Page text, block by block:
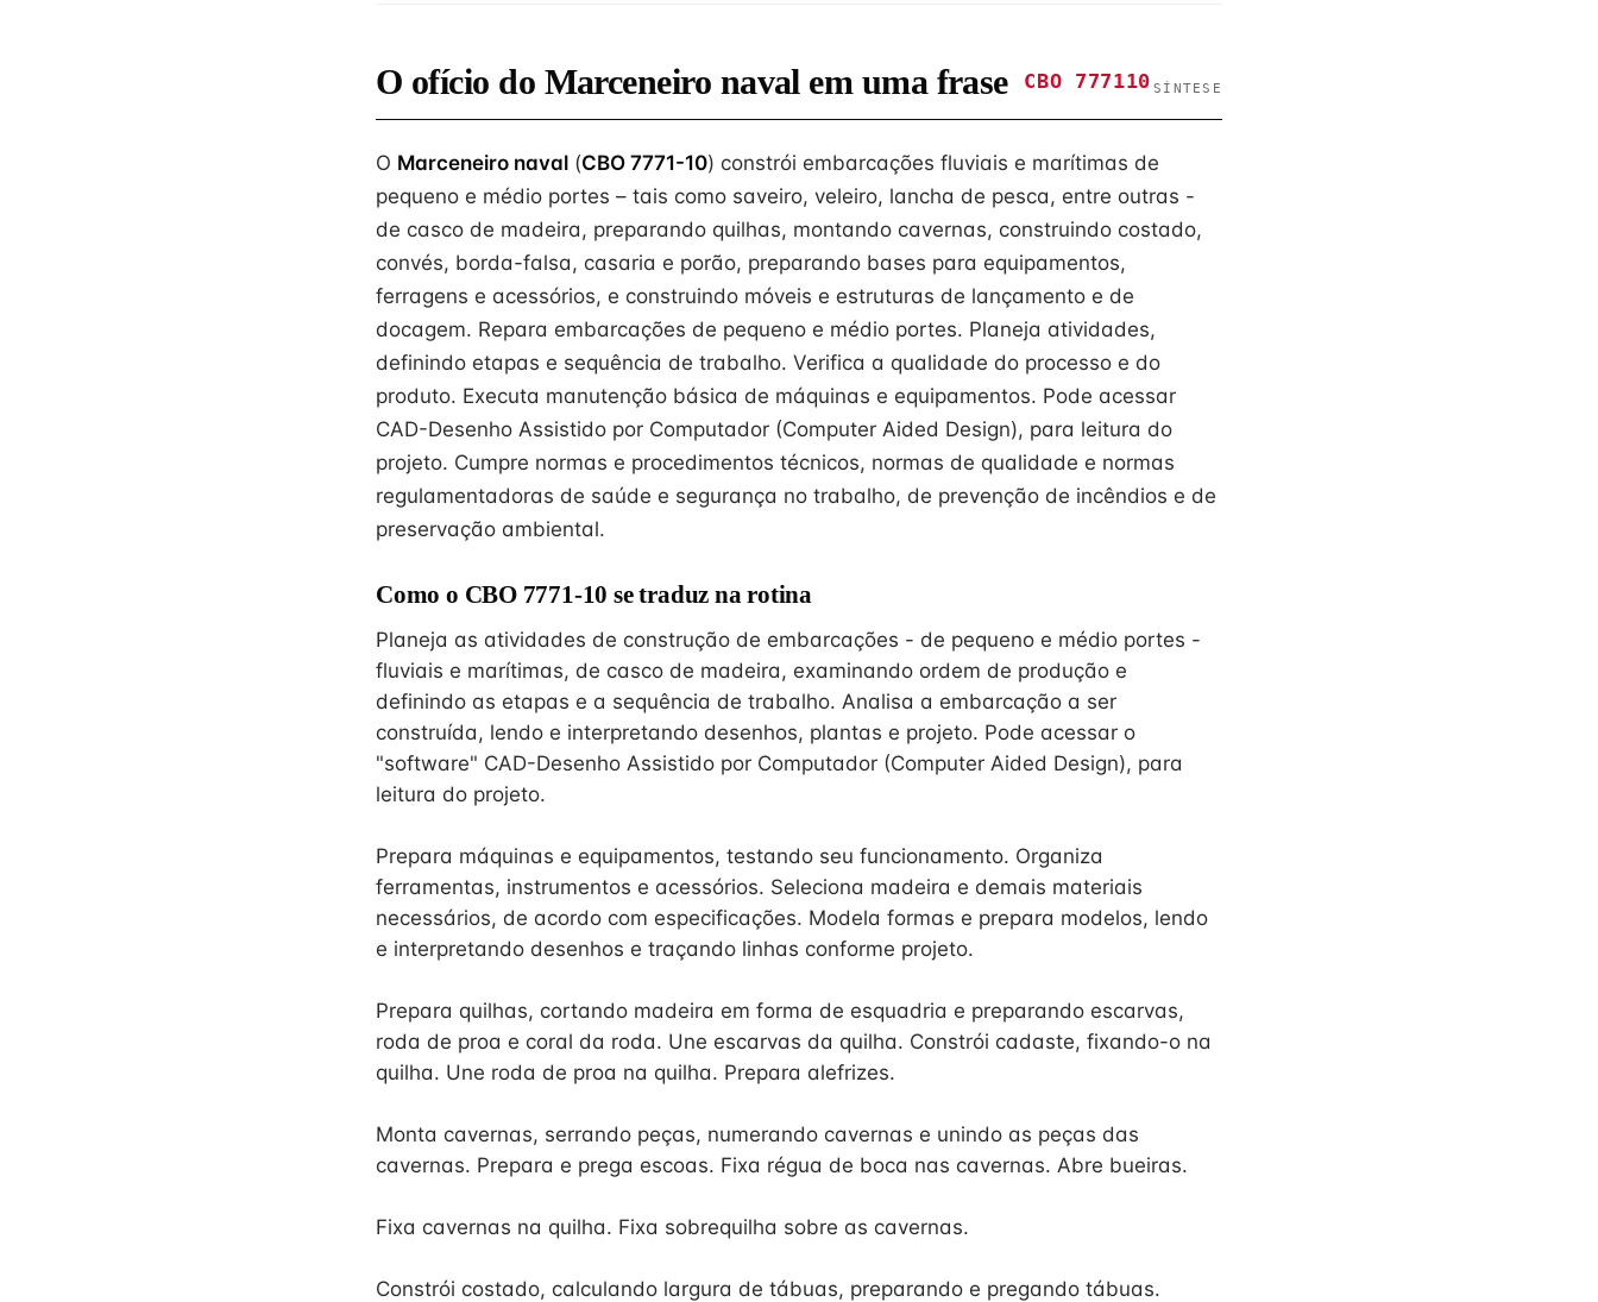
O ofício do Marceneiro naval em uma frase CBO 777110 SÍNTESE
O Marceneiro naval (CBO 7771-10) constrói embarcações fluviais e marítimas de
pequeno e médio portes – tais como saveiro, veleiro, lancha de pesca, entre outras -
de casco de madeira, preparando quilhas, montando cavernas, construindo costado,
convés, borda-falsa, casaria e porão, preparando bases para equipamentos,
ferragens e acessórios, e construindo móveis e estruturas de lançamento e de
docagem. Repara embarcações de pequeno e médio portes. Planeja atividades,
definindo etapas e sequência de trabalho. Verifica a qualidade do processo e do
produto. Executa manutenção básica de máquinas e equipamentos. Pode acessar
CAD-Desenho Assistido por Computador (Computer Aided Design), para leitura do
projeto. Cumpre normas e procedimentos técnicos, normas de qualidade e normas
regulamentadoras de saúde e segurança no trabalho, de prevenção de incêndios e de
preservação ambiental.
Como o CBO 7771-10 se traduz na rotina
Planeja as atividades de construção de embarcações - de pequeno e médio portes -
fluviais e marítimas, de casco de madeira, examinando ordem de produção e
definindo as etapas e a sequência de trabalho. Analisa a embarcação a ser
construída, lendo e interpretando desenhos, plantas e projeto. Pode acessar o
"software" CAD-Desenho Assistido por Computador (Computer Aided Design), para
leitura do projeto.
Prepara máquinas e equipamentos, testando seu funcionamento. Organiza
ferramentas, instrumentos e acessórios. Seleciona madeira e demais materiais
necessários, de acordo com especificações. Modela formas e prepara modelos, lendo
e interpretando desenhos e traçando linhas conforme projeto.
Prepara quilhas, cortando madeira em forma de esquadria e preparando escarvas,
roda de proa e coral da roda. Une escarvas da quilha. Constrói cadaste, fixando-o na
quilha. Une roda de proa na quilha. Prepara alefrizes.
Monta cavernas, serrando peças, numerando cavernas e unindo as peças das
cavernas. Prepara e prega escoas. Fixa régua de boca nas cavernas. Abre bueiras.
Fixa cavernas na quilha. Fixa sobrequilha sobre as cavernas.
Constrói costado, calculando largura de tábuas, preparando e pregando tábuas.